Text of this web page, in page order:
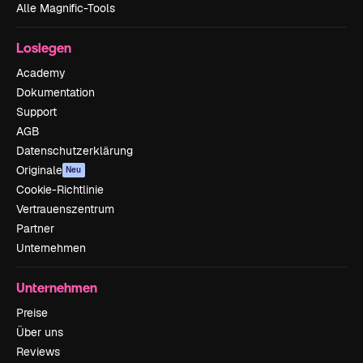
Alle Magnific-Tools
Loslegen
Academy
Dokumentation
Support
AGB
Datenschutzerklärung
Originale Neu
Cookie-Richtlinie
Vertrauenszentrum
Partner
Unternehmen
Unternehmen
Preise
Über uns
Reviews